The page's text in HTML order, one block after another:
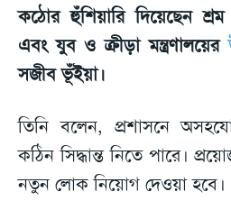
কঠোর হুঁশিয়ারি দিয়েছেন শ্রম
এবং যুব ও ক্রীড়া মন্ত্রণালয়ের
সজীব ভূঁইয়া।
তিনি বলেন, প্রশাসনে
কঠিন সিদ্ধান্ত নিতে পারে।
নতুন লোক নিয়োগ দেওয়া হবে।